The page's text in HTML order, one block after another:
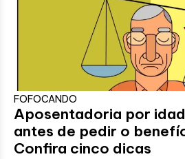
FOFOCANDO
Aposentadoria por
antes de pedir o
Confira cinco dicas